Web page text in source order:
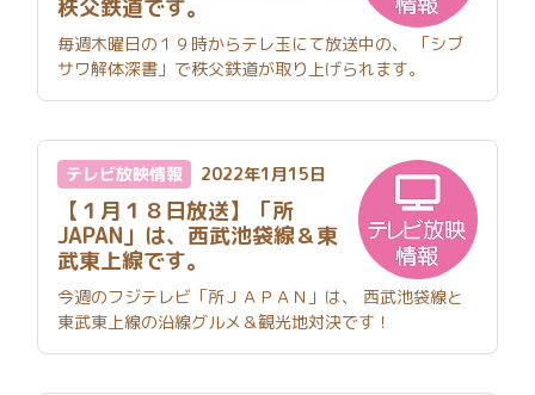
秩父鉄道です。
毎週木曜日の１９時からテレ玉にて放送中の、 「シブ
サワ解体深書」で秩父鉄道が取り上げられます。
テレビ放映情報 2022年1月15日
【１月１８日放送】「所
JAPAN」は、西武池袋線＆東
武東上線です。
今週のフジテレビ「所ＪＡＰＡＮ」は、 西武池袋線と
東武東上線の沿線グルメ＆観光地対決です！